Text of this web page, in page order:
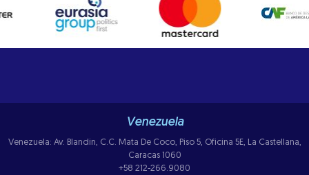
Venezuela
Venezuela: Av. Blandin, C.C. Mata De Coco, Piso 5, Oficina 5E, La Castellana,
Caracas 1060
+58 212-266.9080